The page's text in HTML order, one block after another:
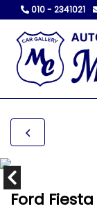
010 - 2341021
Ford Fiesta